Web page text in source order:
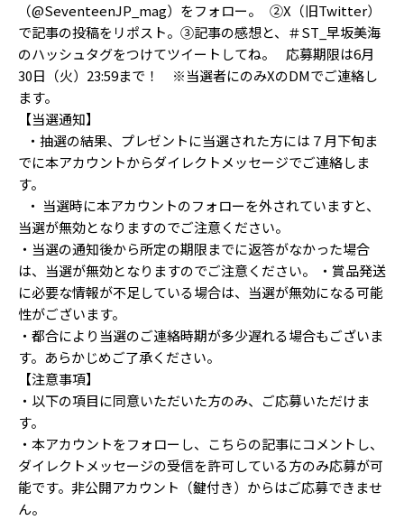
（@SeventeenJP_mag）をフォロー。 ②X（旧Twitter）
で記事の投稿をリポスト。③記事の感想と、＃ST_早坂美海
のハッシュタグをつけてツイートしてね。 応募期限は6月
30日（火）23:59まで！ ※当選者にのみXのDMでご連絡し
ます。
【当選通知】
・抽選の結果、プレゼントに当選された方には７月下旬ま
でに本アカウントからダイレクトメッセージでご連絡しま
す。
・ 当選時に本アカウントのフォローを外されていますと、
当選が無効となりますのでご注意ください。
・当選の通知後から所定の期限までに返答がなかった場合
は、当選が無効となりますのでご注意ください。 ・賞品発送
に必要な情報が不足している場合は、当選が無効になる可能
性がございます。
・都合により当選のご連絡時期が多少遅れる場合もございま
す。あらかじめご了承ください。
【注意事項】
・以下の項目に同意いただいた方のみ、ご応募いただけま
す。
・本アカウントをフォローし、こちらの記事にコメントし、
ダイレクトメッセージの受信を許可している方のみ応募が可
能です。非公開アカウント（鍵付き）からはご応募できませ
ん。